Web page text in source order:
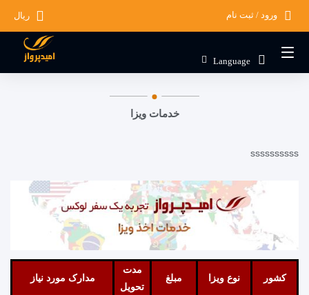
ریال ورود / ثبت نام
Language
خدمات ویزا
ssssssssss
کشور نوع ویزا مبلغ
مدت
تحویل
مدارک مورد نیاز